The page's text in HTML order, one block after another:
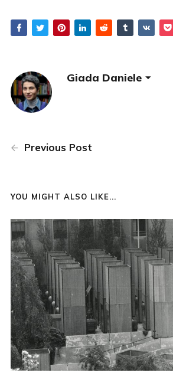
Giada Daniele
Previous Post
YOU MIGHT ALSO LIKE...